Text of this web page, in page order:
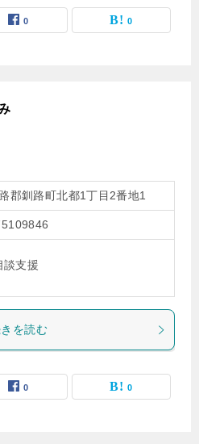
0 0
郡釧路町北都1丁目2番地1
談支援
を読む
0 0